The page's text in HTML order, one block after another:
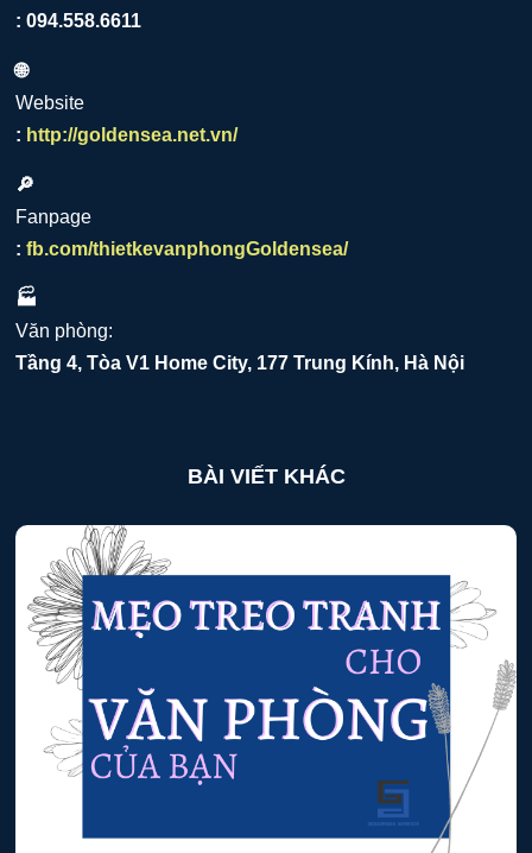
: 094.558.6611
🌐
Website
: http://goldensea.net.vn/
🔎
Fanpage
:fb.com/thietkevanphongGoldensea/
🏭
Văn phòng:
Tầng 4, Tòa V1 Home City, 177 Trung Kính, Hà Nội
BÀI VIẾT KHÁC